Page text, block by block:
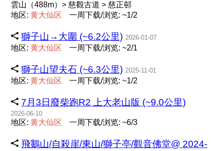
雲山（488m）> 慈觀古道 > 慈正邨
地区:黄大仙区 一周下载/浏览: ~1/2
獅子山→大圍 (~6.2公里) 2026-01-07
地区:黄大仙区 一周下载/浏览: ~2/1
獅子山望夫石 (~6.3公里) 2025-11-01
地区:黄大仙区 一周下载/浏览: ~1/2
7月3日廢柴跑R2 上大老山版 (~9.0公里)
2026-06-10
地区:黄大仙区 一周下载/浏览: ~6/3
飛鵝山/自殺崖/東山/獅子亭/觀音佛堂@ 2024-